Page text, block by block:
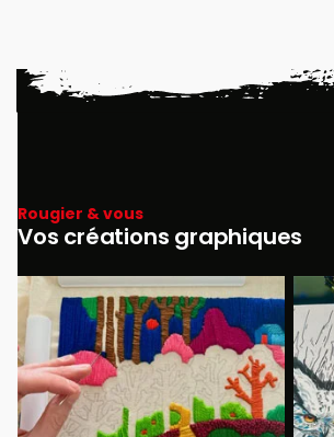
Rougier & vous
Vos créations graphiques